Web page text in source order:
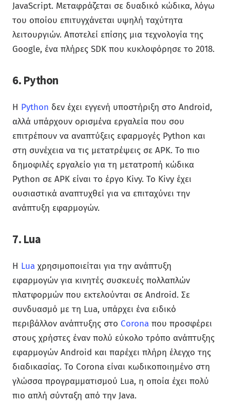
JavaScript. Μεταφράζεται σε δυαδικό κώδικα, λόγω
του οποίου επιτυγχάνεται υψηλή ταχύτητα
λειτουργιών. Αποτελεί επίσης μια τεχνολογία της
Google, ένα πλήρες SDK που κυκλοφόρησε το 2018.
6. Python
Η Python δεν έχει εγγενή υποστήριξη στο Android,
αλλά υπάρχουν ορισμένα εργαλεία που σου
επιτρέπουν να αναπτύξεις εφαρμογές Python και
στη συνέχεια να τις μετατρέψεις σε APK. Το πιο
δημοφιλές εργαλείο για τη μετατροπή κώδικα
Python σε APK είναι το έργο Kivy. Το Kivy έχει
ουσιαστικά αναπτυχθεί για να επιταχύνει την
ανάπτυξη εφαρμογών.
7. Lua
Η Lua χρησιμοποιείται για την ανάπτυξη
εφαρμογών για κινητές συσκευές πολλαπλών
πλατφορμών που εκτελούνται σε Android. Σε
συνδυασμό με τη Lua, υπάρχει ένα ειδικό
περιβάλλον ανάπτυξης στο Corona που προσφέρει
στους χρήστες έναν πολύ εύκολο τρόπο ανάπτυξης
εφαρμογών Android και παρέχει πλήρη έλεγχο της
διαδικασίας. Το Corona είναι κωδικοποιημένο στη
γλώσσα προγραμματισμού Lua, η οποία έχει πολύ
πιο απλή σύνταξη από την Java.